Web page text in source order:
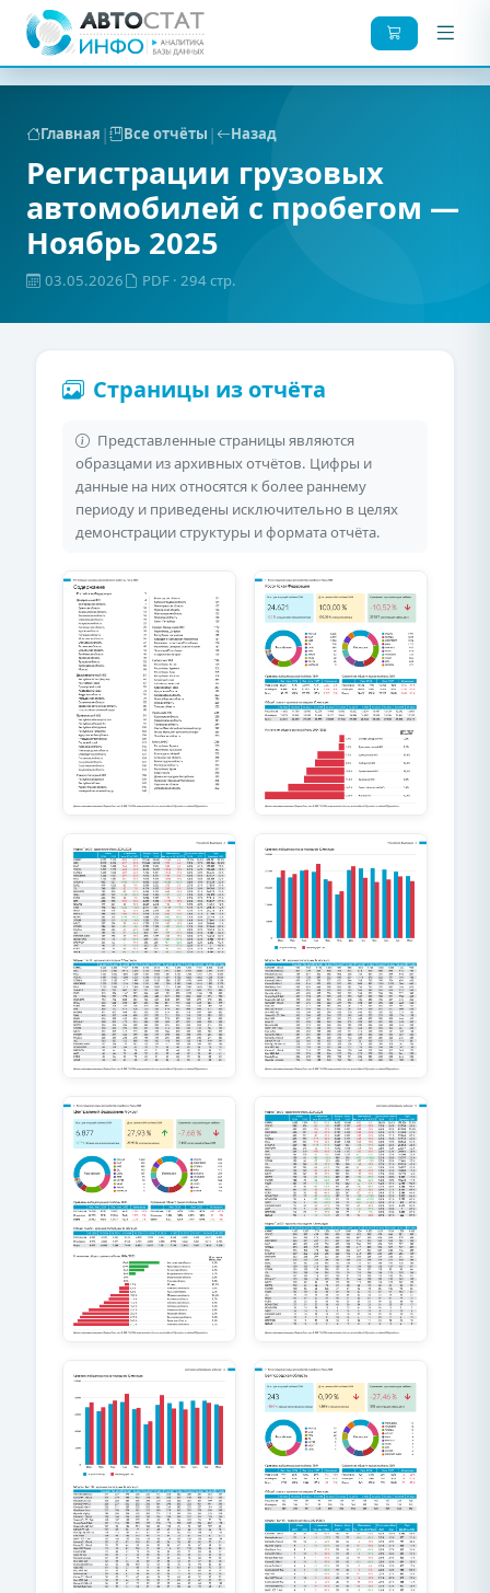
Главная | Все отчёты | Назад
Регистрации грузовых
автомобилей с пробегом —
Ноябрь 2025
03.05.2026 PDF · 294 стр.
Страницы из отчёта
Представленные страницы являются
образцами из архивных отчётов. Цифры и
данные на них относятся к более раннему
периоду и приведены исключительно в целях
демонстрации структуры и формата отчёта.